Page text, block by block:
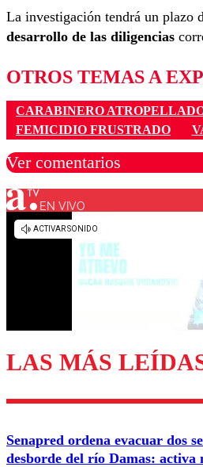
La investigación tendrá un plazo
desarrollo de las diligencias
OTROS TEMAS A
CARABINERO
FEMICIDIO FRUSTRADO
Ver comentarios
Los comentarios son
diálogo
EN VIVO
LAS MÁS
Senapred ordena evacuar dos
desborde del río Damas: activa